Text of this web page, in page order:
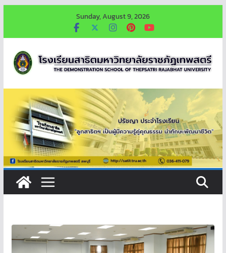
content
Sunday, August 9, 2026